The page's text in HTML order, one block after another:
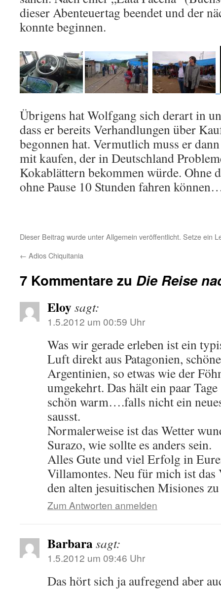
dieser Abenteuertag beendet und der
konnte beginnen.
Übrigens hat Wolfgang sich derart in
dass er bereits Verhandlungen über
begonnen hat. Vermutlich muss er
mit kaufen, der in Deutschland
Kokablättern bekommen würde. Ohne
ohne Pause 10 Stunden fahren
Dieser Beitrag wurde unter Allgemein veröffentlicht. Setze ein
← Adios Chiquitania
7 Kommentare zu Die Reise
Eloysagt:
1.5.2012 um 00:59 Uhr
Was wir gerade erleben ist ein
Luft direkt aus Patagonien,
Argentinien, so etwas wie der
umgekehrt. Das hält ein paar
schön warm….falls nicht ein
sausst.
Normalerweise ist das Wetter
Surazo, wie sollte es anders sein.
Alles Gute und viel Erfolg in
Villamontes. Neu für mich ist das
den alten jesuitischen Misiones
Zum Antworten anmelden
Barbarasagt:
1.5.2012 um 09:46 Uhr
Das hört sich ja aufregend aber